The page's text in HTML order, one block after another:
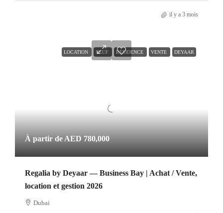
il y a 3 mois
LOCATION NEUF RÉSIDENCE VENTE DEYAAR
À partir de AED 780,000
Regalia by Deyaar — Business Bay | Achat / Vente,
location et gestion 2026
Dubai